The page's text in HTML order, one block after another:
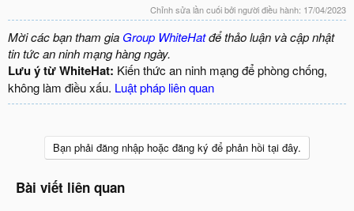
Chỉnh sửa lần cuối bởi người điều hành: 17/04/2023
Mời các bạn tham gia Group WhiteHatđể thảo luận và cập nhật
tin tức an ninh mạng hàng ngày.
Lưu ý từ WhiteHat: Kiến thức an ninh mạng để phòng chống,
không làm điều xấu. Luật pháp liên quan
Bạn phải đăng nhập hoặc đăng ký để phản hồi tại đây.
Bài viết liên quan